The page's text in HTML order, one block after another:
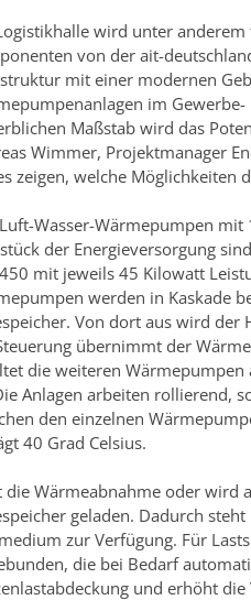
wird unter
von der ait-
mit einer modernen
im
Maßstab wird das
Wimmer, Projektmanager
zeigen, welche Möglichkeiten
Wasser-Wärmepumpen
der Energieversorgung
mit jeweils 45 Kilowatt
werden in Kaskade
Von dort aus wird der
übernimmt der
die weiteren
Anlagen arbeiten rollierend,
den einzelnen
40 Grad Celsius.
die Wärmeabnahme oder wird
geladen. Dadurch
zur Verfügung. Für
die bei Bedarf
und erhöht